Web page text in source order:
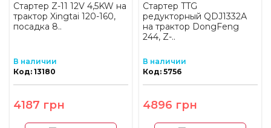
Стартер Z-11 12V 4,5KW на
трактор Xingtai 120-160,
посадка 8..
В наличии
Код: 13180
4187 грн
Стартер TTG
редукторный QDJ1332А
на трактор DongFeng
244, Z-..
В наличии
Код: 5756
4896 грн